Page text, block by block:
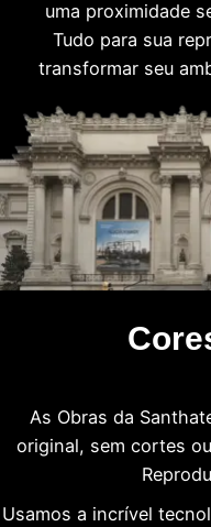
uma proximidade
Tudo para sua
transformar seu
As Obras da
original, sem cortes
Usamos a incrível